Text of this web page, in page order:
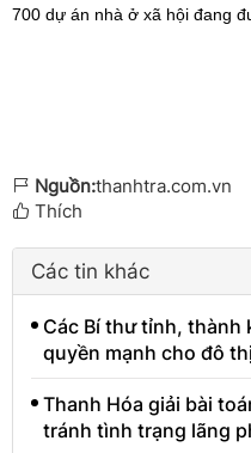
700 dự án nhà ở xã hội đang
Nguồn:thanhtra.com.vn
Thích
Các tin khác
Các Bí thư tỉnh, thành
quyền mạnh cho đô
Thanh Hóa giải bài
tránh tình trạng lãng